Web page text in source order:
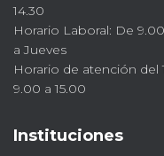
14.30
Horario Laboral: De
a Jueves
Horario de atención del
9.00 a 15.00
Instituciones